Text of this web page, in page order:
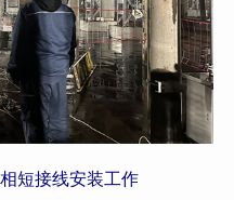
短接线安装工作